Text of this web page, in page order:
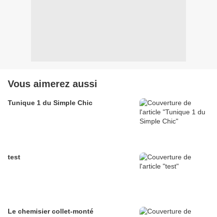
Vous aimerez aussi
Tunique 1 du Simple Chic
test
Le chemisier collet-monté